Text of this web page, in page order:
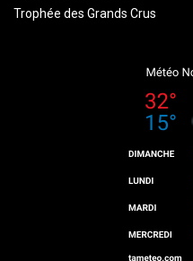
Trophée des Grands Crus